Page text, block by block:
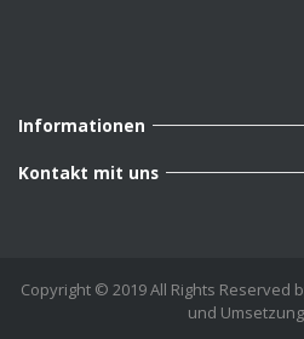
Informationen
Kontakt mit uns
Copyright © 2019 All Rights
und